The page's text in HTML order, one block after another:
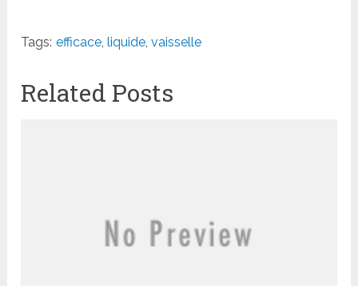
Tags: efficace,liquide,vaisselle
Related Posts